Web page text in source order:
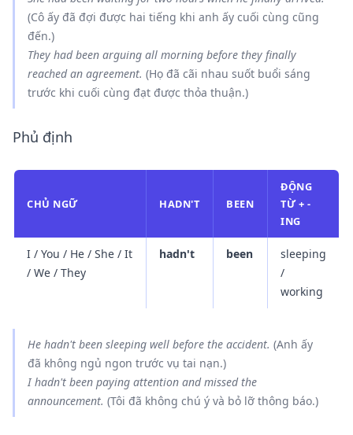
(Cô ấy đã đợi được hai tiếng khi anh ấy cuối cùng cũng
đến.)
They had been arguing all morning before they finally
reached an agreement. (Họ đã cãi nhau suốt buổi sáng
trước khi cuối cùng đạt được thỏa thuận.)
Phủ định
CHỦ NGỮ HADN'T BEEN
ĐỘNG
TỪ + -
ING
I / You / He / She / It
/ We / They
hadn't been
sleeping
/
working
He hadn't been sleeping well before the accident. (Anh ấy
đã không ngủ ngon trước vụ tai nạn.)
Ihadn't been paying attention and missed the
announcement. (Tôi đã không chú ý và bỏ lỡ thông báo.)